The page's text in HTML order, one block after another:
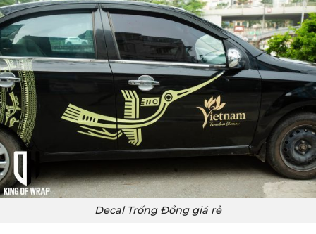
Decal Trống Đồng giá rẻ